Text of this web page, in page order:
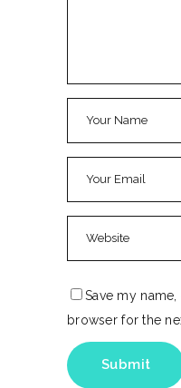
Save my
browser for the